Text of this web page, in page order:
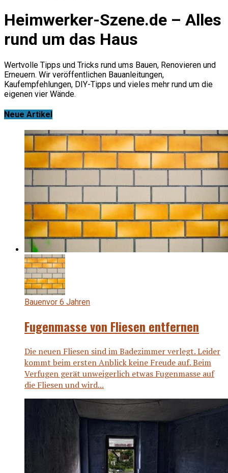
Heimwerker-Szene.de – Alles
rund um das Haus
Wertvolle Tipps und Tricks rund ums Bauen, Renovieren und
Erneuern. Wir veröffentlichen Bauanleitungen,
Kaufempfehlungen, DIY-Tipps und vieles mehr rund um die
eigenen vier Wände.
Neue Artikel
Bauenvor 6 Jahren
Fugenmasse von Fliesen entfernen
Die neuen Fliesen sind im Badezimmer verlegt. Leider
kommt beim ersten Anblick keine Freude auf. Beim
Verfugen gerät unweigerlich etwas Fugenmasse auf
die Fliesen und wird...